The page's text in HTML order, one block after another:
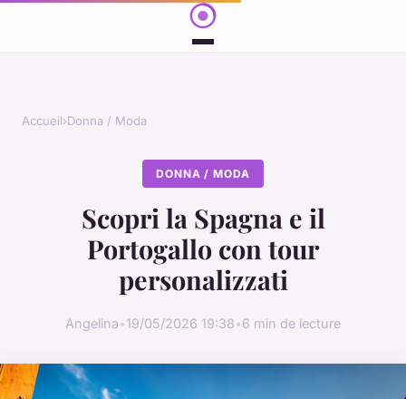
Accueil›Donna / Moda
DONNA / MODA
Scopri la Spagna e il
Portogallo con tour
personalizzati
Angelina•19/05/2026 19:38•6 min de lecture